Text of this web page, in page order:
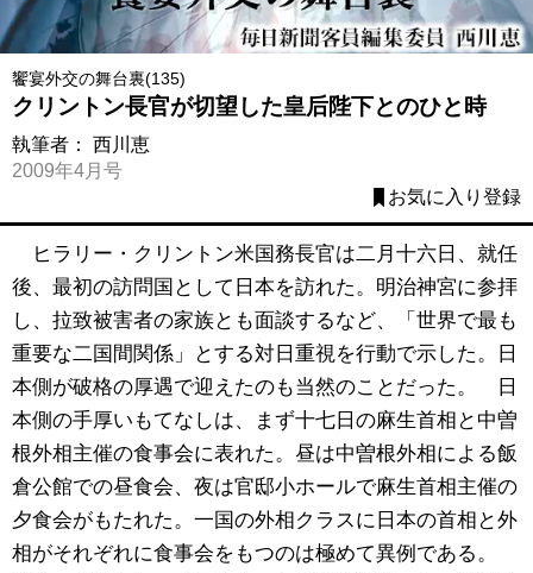
饗宴外交の舞台裏(135)
クリントン長官が切望した皇后陛下とのひと時
執筆者： 西川恵
2009年4月号
お気に入り登録
ヒラリー・クリントン米国務長官は二月十六日、就任
後、最初の訪問国として日本を訪れた。明治神宮に参拝
し、拉致被害者の家族とも面談するなど、「世界で最も
重要な二国間関係」とする対日重視を行動で示した。日
本側が破格の厚遇で迎えたのも当然のことだった。 日
本側の手厚いもてなしは、まず十七日の麻生首相と中曽
根外相主催の食事会に表れた。昼は中曽根外相による飯
倉公館での昼食会、夜は官邸小ホールで麻生首相主催の
夕食会がもたれた。一国の外相クラスに日本の首相と外
相がそれぞれに食事会をもつのは極めて異例である。